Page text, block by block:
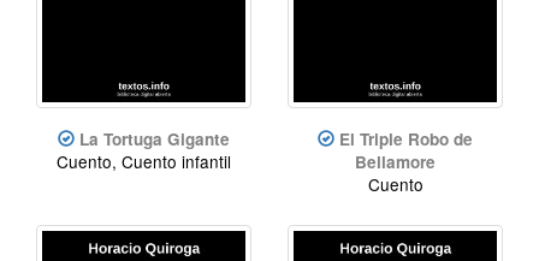
La Tortuga Gigante
Cuento, Cuento infantil
El Triple Robo de
Bellamore
Cuento